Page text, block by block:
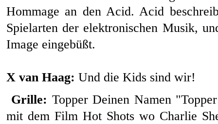
Hommage an den Acid. Acid
Spielarten der elektronischen Musik,
Image eingebüßt.
X van Haag: Und die Kids sind wir!
Grille: Topper Deinen Namen
mit dem Film Hot Shots wo Charlie